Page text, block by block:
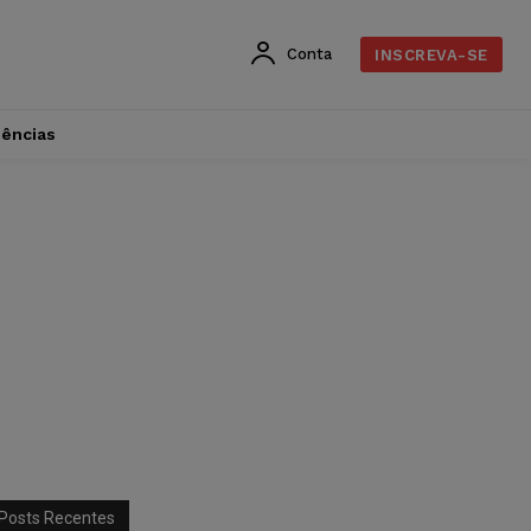
Conta INSCREVA-SE
Recentes